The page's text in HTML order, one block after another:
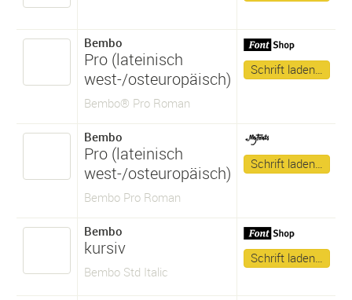
Bembo
Pro (lateinisch
west-/osteuropäisch)
Bembo® Pro Roman
Schrift laden…
Bembo
Pro (lateinisch
west-/osteuropäisch)
Bembo Pro Roman
Schrift laden…
Bembo
kursiv
Bembo Std Italic
Schrift laden…